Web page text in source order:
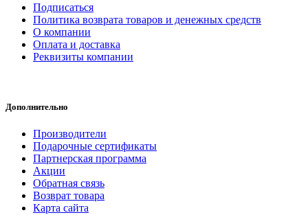
Подписаться
Политика возврата товаров и денежных средств
О компании
Оплата и доставка
Реквизиты компании
Дополнительно
Производители
Подарочные сертификаты
Партнерская программа
Акции
Обратная связь
Возврат товара
Карта сайта